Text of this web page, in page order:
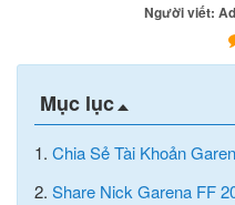
Người viết:
Mục lục
1. Chia Sẻ Tài Khoản
2. Share Nick Garena FF